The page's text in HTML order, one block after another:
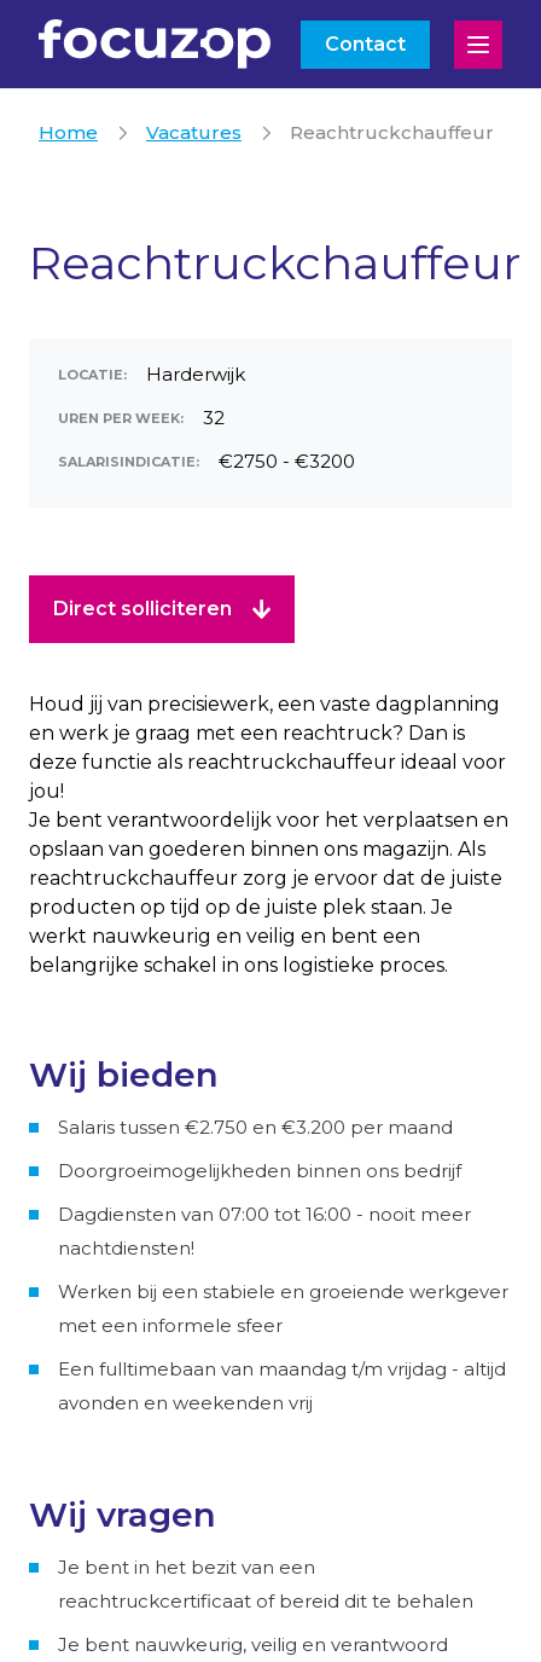
Contact
Open
Home Vacatures Reachtruckchauffeur
Reachtruckchauffeur
LOCATIE: Harderwijk
UREN PER WEEK: 32
SALARISINDICATIE: €2750 - €3200
Direct solliciteren
Houd jij van precisiewerk, een vaste dagplanning
en werk je graag met een reachtruck? Dan is
deze functie als reachtruckchauffeur ideaal voor
jou!
Je bent verantwoordelijk voor het verplaatsen en
opslaan van goederen binnen ons magazijn. Als
reachtruckchauffeur zorg je ervoor dat de juiste
producten op tijd op de juiste plek staan. Je
werkt nauwkeurig en veilig en bent een
belangrijke schakel in ons logistieke proces.
Wij bieden
Salaris tussen €2.750 en €3.200 per maand
Doorgroeimogelijkheden binnen ons bedrijf
Dagdiensten van 07:00 tot 16:00 - nooit meer
nachtdiensten!
Werken bij een stabiele en groeiende werkgever
met een informele sfeer
Een fulltimebaan van maandag t/m vrijdag - altijd
avonden en weekenden vrij
Wij vragen
Je bent in het bezit van een
reachtruckcertificaat of bereid dit te behalen
Je bent nauwkeurig, veilig en verantwoord